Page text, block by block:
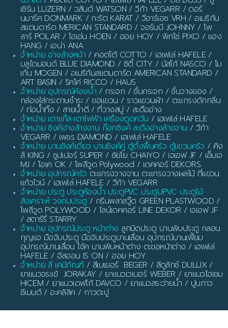
เซิร์น LUZERN / วสันต์ WATSON / วีก้า VEGARR / ดอร์
นมาร์ค DONMARK / กะรัต KARAT / วีอาร์เอช VRH / อเมริกัน
สแตนดาร์ด MERICAN STANDARD / จอร์นนี JOHNNY / โพ
ลาร์ POLAR / โฮเอ่น HOEN / ฮอย HOY / พิกโซ่ PIXO / แฮง
HANG / เอน่า ANA
จำหน่าย อ่างล้างหน้า / คอตโต้ COTTO / เฮเฟเล่ HAFELE /
บลูไดมอนด์ BLUE DIAMOND / ซิตี้ CITY / นัสโก้ NASCO / โม
เก้น MOGEN / อเมริกันสแตนดาร์ด AMERICAN STANDARD /
ART BASIN / ริคโค่ RICCO / HAUS
จำหน่าย อุปกรณ์ห้องน้ำ / กระจก / ชั้นกระจก / ชั้นวางของ /
กล่องใส่กระดาษชำระ / ขอแขวน / ราวแขวนผ้า / ตะแกรงดักกลิ่น
/ ท่อน้ำทิ้ง / สายน้ำดี / ที่วางสบู่ / สะดืออ่าง
จำหน่าย เตาแก๊ส เตาไฟฟ้า เครื่องดูดควัน / เฮเฟเล่ HAFELE
จำหน่าย ซิงค์อ่างล้างจาน ก๊อกซิงค์ สะดืออ่างล้างจาน / วีก้า
VEGARR / เพชร DIAMOND / เฮเฟเล่ HAFELE
จำหน่าย บานซิงค์เดี่ยว บานซิงค์คู่ ตู้ตั้งพื้นครัว ตู้แขวนครัว / คิง
ส์ KING / ซูปเปอร์ SUPER / ชัยโย CHAIYO / เจเอฟ JF / เอ็มเจ
MJ / โอเค OK / โพลีวูด Polywood / เดคคอร์ DEKORS
จำหน่าย อุปกรณ์ครัว ตะแกรงวางจาน ตะแกรงวางผลไม้ ที่แขวน
แก้วไวน์ / เฮเฟเล่ HAFELE / วีก้า VEGARR
จำหน่าย ประตู ประตูห้องน้ำ ประตูPVC ประตูUPVC ประตูไม้
สังเคราะห์ วงกบประตู / กรีนพลาสวู๊ด GREEN PLASTWOOD /
โพลีวูด POLYWOOD / ไลน์เดคคอร์ LINE DEKOR / เจเอฟ JF
/ สตาร์รี่ STARRY
จำหน่าย อุปกรณ์ประตู หน้าต่าง ลูกบิดประตู บานพับประตู กลอน
กุญแจ มือจับประตู มือจับประตูบานเลื่อน อุปกรณ์บานเฟี้ยม
อุปกรณ์บานเลื่อน โช้ค บานพับหน้าต่าง ตะขอหน้าต่าง / เฮเฟเล่
HAFELE / อีสออน IS ON / ฮอย HOY
จำหน่าย สี เคมีภัณฑ์/ สีเบเยอร์ BEGER / สีดูลักซ์ DULUX /
ยาแนวจระเข้ JORAKAY / ยาแนวเวเบอร์ WEBER / ยาแนวไฮเซม
HICEM / ยาแนวเดฟโก้ DAVCO / ยาแนวสระว่ายน้ำ / ปูนกาว
ซีเมนต์ / อะคลิลิค / กาวตะปู